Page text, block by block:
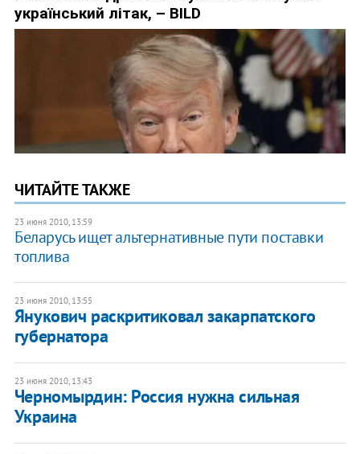
ЧИТАЙТЕ ТАКЖЕ
23 июня 2010, 13:59
Беларусь ищет альтернативные пути поставки
топлива
23 июня 2010, 13:55
Янукович раскритиковал закарпатского
губернатора
23 июня 2010, 13:43
Черномырдин: Россия нужна сильная
Украина